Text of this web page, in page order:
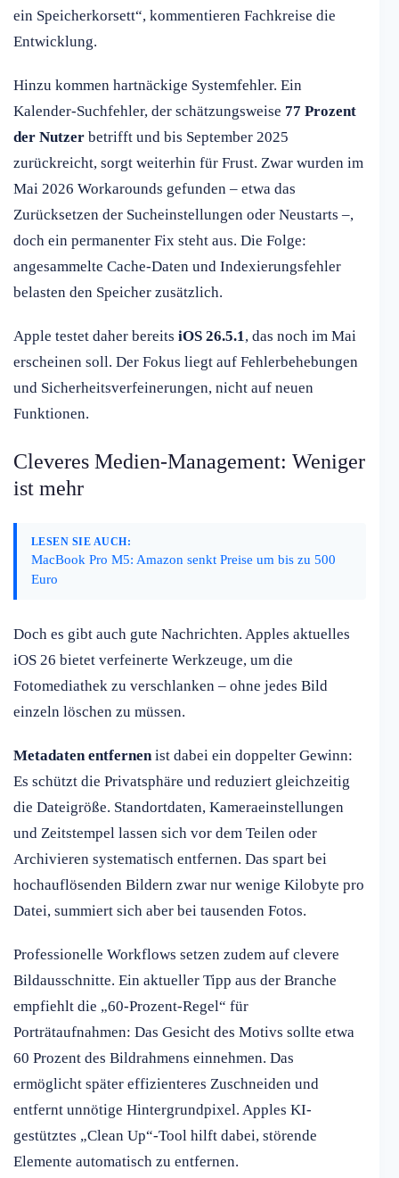
ein Speicherkorsett“, kommentieren Fachkreise die
Entwicklung.
Hinzu kommen hartnäckige Systemfehler. Ein
Kalender-Suchfehler, der schätzungsweise 77 Prozent
der Nutzer betrifft und bis September 2025
zurückreicht, sorgt weiterhin für Frust. Zwar wurden im
Mai 2026 Workarounds gefunden – etwa das
Zurücksetzen der Sucheinstellungen oder Neustarts –,
doch ein permanenter Fix steht aus. Die Folge:
angesammelte Cache-Daten und Indexierungsfehler
belasten den Speicher zusätzlich.
Apple testet daher bereits iOS 26.5.1, das noch im Mai
erscheinen soll. Der Fokus liegt auf Fehlerbehebungen
und Sicherheitsverfeinerungen, nicht auf neuen
Funktionen.
Cleveres Medien-Management: Weniger
ist mehr
LESEN SIE AUCH:
MacBook Pro M5: Amazon senkt Preise um bis zu 500
Euro
Doch es gibt auch gute Nachrichten. Apples aktuelles
iOS 26 bietet verfeinerte Werkzeuge, um die
Fotomediathek zu verschlanken – ohne jedes Bild
einzeln löschen zu müssen.
Metadaten entfernenist dabei ein doppelter Gewinn:
Es schützt die Privatsphäre und reduziert gleichzeitig
die Dateigröße. Standortdaten, Kameraeinstellungen
und Zeitstempel lassen sich vor dem Teilen oder
Archivieren systematisch entfernen. Das spart bei
hochauflösenden Bildern zwar nur wenige Kilobyte pro
Datei, summiert sich aber bei tausenden Fotos.
Professionelle Workflows setzen zudem auf clevere
Bildausschnitte. Ein aktueller Tipp aus der Branche
empfiehlt die „60-Prozent-Regel“ für
Porträtaufnahmen: Das Gesicht des Motivs sollte etwa
60 Prozent des Bildrahmens einnehmen. Das
ermöglicht später effizienteres Zuschneiden und
entfernt unnötige Hintergrundpixel. Apples KI-
gestütztes „Clean Up“-Tool hilft dabei, störende
Elemente automatisch zu entfernen.